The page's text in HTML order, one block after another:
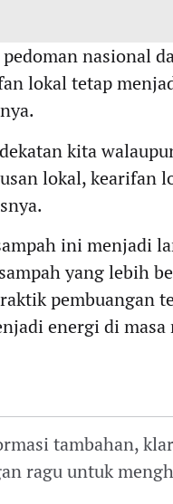
nasional
lokal tetap
kita
lokal, kearifan
ini menjadi
yang lebih
pembuangan
energi di masa
tambahan,
ragu untuk